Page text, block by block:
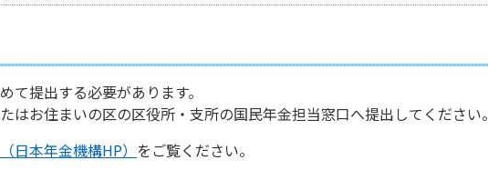
て提出する必要があります。
はお住まいの区の区役所・支所の国民年金担当窓口へ提出してください。
日本年金機構HP） をご覧ください。